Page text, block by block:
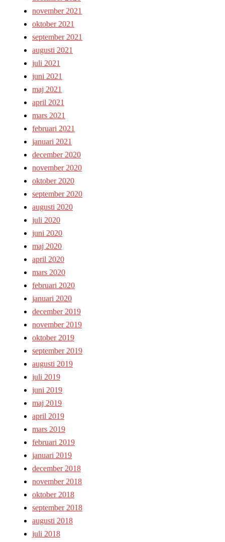
november 2021
oktober 2021
september 2021
augusti 2021
juli 2021
juni 2021
maj 2021
april 2021
mars 2021
februari 2021
januari 2021
december 2020
november 2020
oktober 2020
september 2020
augusti 2020
juli 2020
juni 2020
maj 2020
april 2020
mars 2020
februari 2020
januari 2020
december 2019
november 2019
oktober 2019
september 2019
augusti 2019
juli 2019
juni 2019
maj 2019
april 2019
mars 2019
februari 2019
januari 2019
december 2018
november 2018
oktober 2018
september 2018
augusti 2018
juli 2018